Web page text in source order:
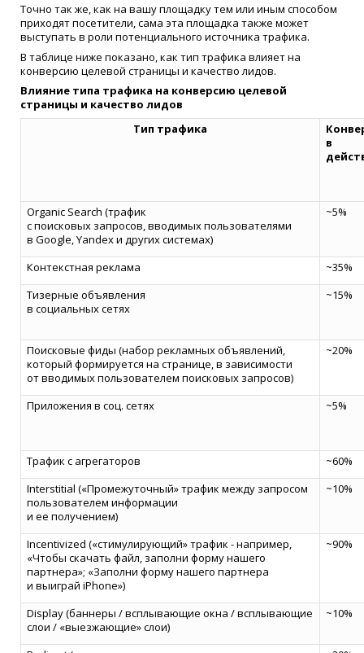
Точно так же, как на вашу площадку тем или иным способом
приходят посетители, сама эта площадка также может
выступать в роли потенциального источника трафика.
В таблице ниже показано, как тип трафика влияет на
конверсию целевой страницы и качество лидов.
Влияние типа трафика на конверсию целевой
страницы и качество лидов
Тип трафика
в
Organic Search (трафик
с поисковых запросов, вводимых пользователями
в Google, Yandex и других системах)
~5%
Контекстная реклама
~35%
Тизерные объявления
в социальных сетях
~15%
Поисковые фиды (набор рекламных объявлений,
который формируется на странице, в зависимости
от вводимых пользователем поисковых запросов)
~20%
Приложения в соц. cетях ~5%
Трафик с агрегаторов
~60%
Interstitial («Промежуточный» трафик между запросом
пользователем информации
и ее получением)
~10%
Incentivized («стимулирующий» трафик - например,
«Чтобы скачать файл, заполни форму нашего
партнера»; «Заполни форму нашего партнера
и выиграй iPhone»)
~90%
Display (баннеры / всплывающие окна / всплывающие
слои / «выезжающие» слои)
~10%